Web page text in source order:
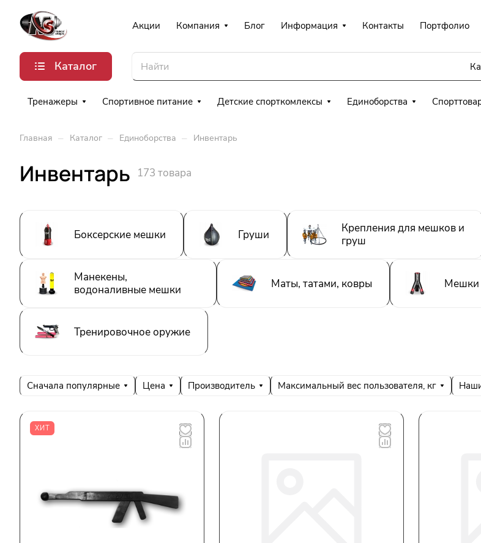
Акции Компания Блог Информация Контакты Портфолио
Каталог
Тренажеры Спортивное питание Детские спорткомлексы Единоборства
Главная – Каталог – Единоборства – Инвентарь
Инвентарь 173 товара
Боксерские мешки Груши
Крепления для мешков и
груш
Манекены,
водоналивные мешки
Маты, татами, ковры Мешки
Тренировочное оружие
Сначала популярные Цена Производитель Максимальный вес пользователя, кг
ХИТ